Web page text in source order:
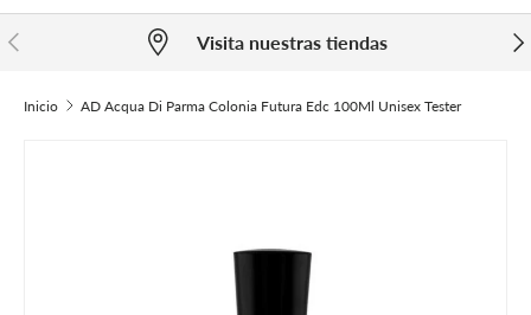
Anterior Visita nuestras tiendas
Inicio AD Acqua Di Parma Colonia Futura Edc 100Ml Unisex Tester